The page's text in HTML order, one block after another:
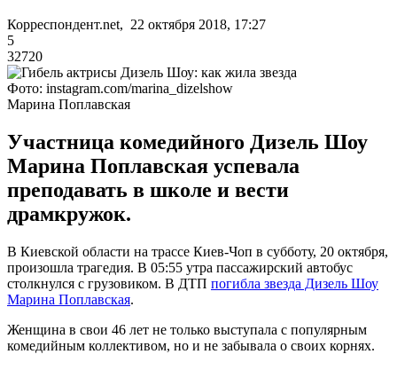
Корреспондент.net, 22 октября 2018, 17:27
5
32720
Фото: instagram.com/marina_dizelshow
Марина Поплавская
Участница комедийного Дизель Шоу
Марина Поплавская успевала
преподавать в школе и вести
драмкружок.
В Киевской области на трассе Киев-Чоп в субботу, 20 октября,
произошла трагедия. В 05:55 утра пассажирский автобус
столкнулся с грузовиком. В ДТП погибла звезда Дизель Шоу
Марина Поплавская.
Женщина в свои 46 лет не только выступала с популярным
комедийным коллективом, но и не забывала о своих корнях.